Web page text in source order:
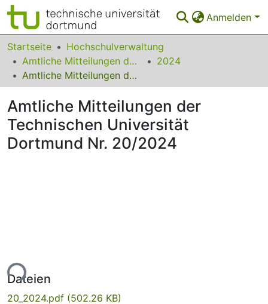
Anmelden
Bereiche & Sammlungen
Das gesamte Repositorium
FAQ
Leitlinien
Startseite
Hochschulverwaltung
Amtliche Mitteilungen der Technischen Universität Dortmund
2024
Amtliche Mitteilungen der Technischen Universität Dortmund Nr. 20/2024
Amtliche Mitteilungen der
Technischen Universität
Dortmund Nr. 20/2024
Dateien
20_2024.pdf (502.26 KB)